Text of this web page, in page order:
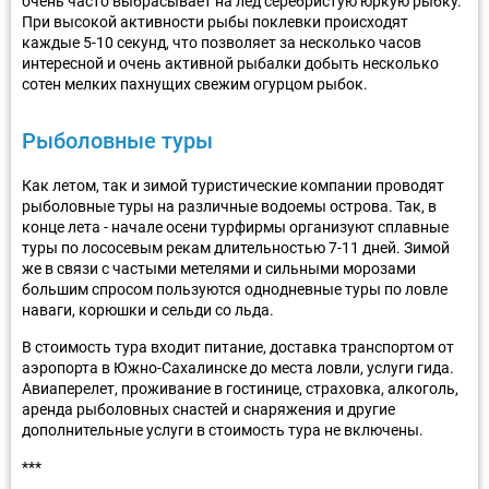
При высокой активности рыбы поклевки происходят
каждые 5-10 секунд, что позволяет за несколько часов
интересной и очень активной рыбалки добыть несколько
сотен мелких пахнущих свежим огурцом рыбок.
Рыболовные туры
Как летом, так и зимой туристические компании проводят
рыболовные туры на различные водоемы острова. Так, в
конце лета - начале осени турфирмы организуют сплавные
туры по лососевым рекам длительностью 7-11 дней. Зимой
же в связи с частыми метелями и сильными морозами
большим спросом пользуются однодневные туры по ловле
наваги, корюшки и сельди со льда.
В стоимость тура входит питание, доставка транспортом от
аэропорта в Южно-Сахалинске до места ловли, услуги гида.
Авиаперелет, проживание в гостинице, страховка, алкоголь,
аренда рыболовных снастей и снаряжения и другие
дополнительные услуги в стоимость тура не включены.
***